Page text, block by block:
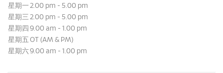
星期一 2.00 pm - 5.00 pm
星期三 2.00 pm - 5.00 pm
星期四 9.00 am - 1.00 pm
星期五 OT (AM & PM)
星期六9.00 am - 1.00 pm